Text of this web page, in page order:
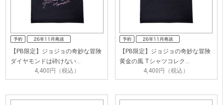
【PB限定】ジョジョの奇妙な冒険
ダイヤモンドは砕けない…
4,400円（税込）
【PB限定】ジョジョの奇妙な冒険
黄金の風 Tシャツコレク…
4,400円（税込）